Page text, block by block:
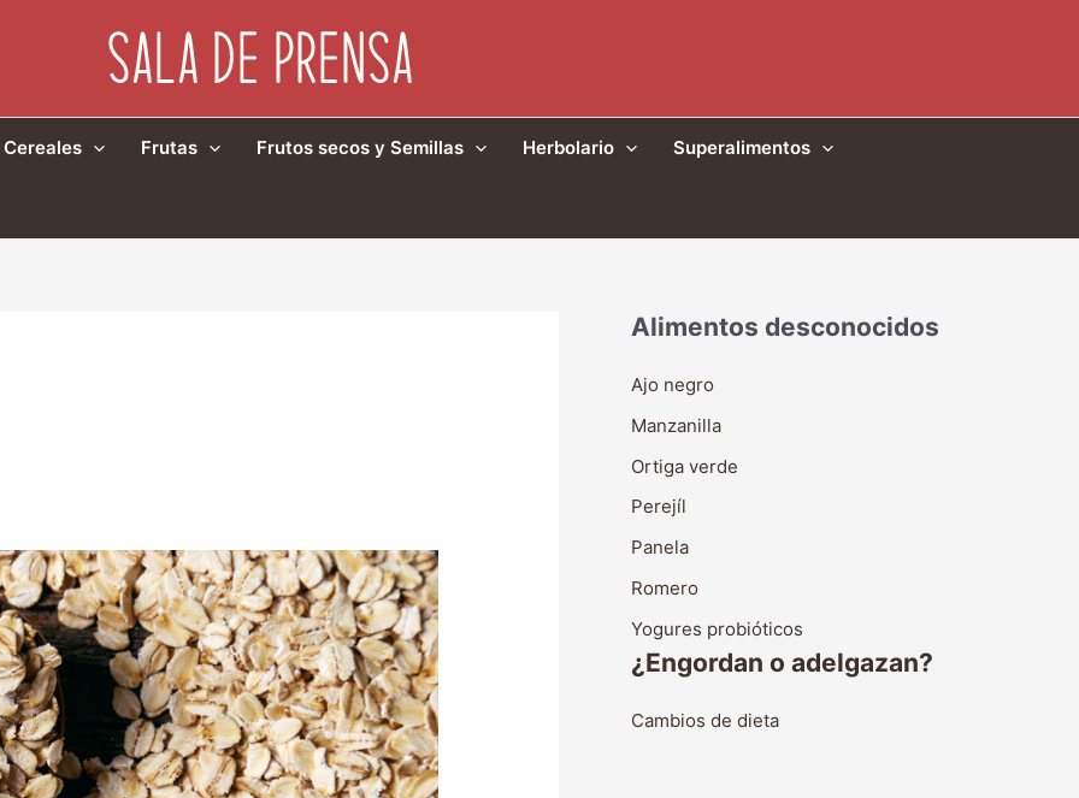
Cereales Frutas Frutos secos y Semillas Herbolario Superalimentos
Alimentos desconocidos
Ajo negro
Manzanilla
Ortiga verde
Perejíl
Panela
Romero
Yogures probióticos
¿Engordan o adelgazan?
Cambios de dieta